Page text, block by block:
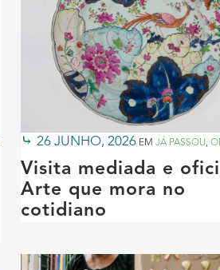
26 JUNHO, 2026EM JÁ PASSOU,
Visita mediada e
Arte que mora no
cotidiano